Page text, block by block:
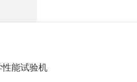
能试验机